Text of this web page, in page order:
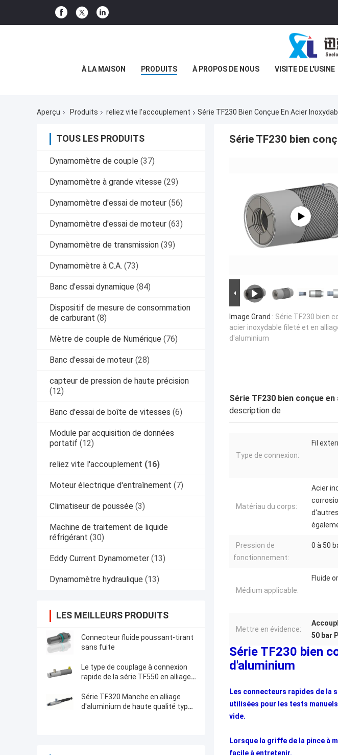
À LA MAISON PRODUITS À PROPOS DE NOUS VISITE DE L'USINE
Aperçu Produits reliez vite l'accouplement Série TF230 Bien Conçue En Acier
TOUS LES PRODUITS
Dynamomètre de couple (37)
Dynamomètre à grande vitesse (29)
Dynamomètre d'essai de moteur (56)
Dynamomètre d'essai de moteur (63)
Dynamomètre de transmission (39)
Dynamomètre à C.A. (73)
Banc d'essai dynamique (84)
Dispositif de mesure de consommation
de carburant (8)
Mètre de couple de Numérique (76)
Banc d'essai de moteur (28)
capteur de pression de haute précision
(12)
Banc d'essai de boîte de vitesses (6)
Module par acquisition de données
portatif (12)
reliez vite l'accouplement (16)
Moteur électrique d'entraînement (7)
Climatiseur de poussée (3)
Machine de traitement de liquide
réfrigérant (30)
Eddy Current Dynamometer (13)
Dynamomètre hydraulique (13)
LES MEILLEURS PRODUITS
Connecteur fluide poussant-tirant
sans fuite
Le type de couplage à connexion
rapide de la série TF550 en alliage
Série TF320 Manche en alliage
d'aluminium de haute qualité type
Série TF230 bien
Image Grand : Série TF230 bien
acier inoxydable fileté et en
d'aluminium
Série TF230 bien conçue
description de
Type de connexion:
Fil
Matériau du corps:
Acier
Pression de
fonctionnement:
0 à 50
Médium applicable:
Fluide
Mettre en évidence:
50 bar
Série TF230 bien
d'aluminium
Les connecteurs rapides de la
utilisées pour les tests
vide.
Lorsque la griffe de la pince à
facile à entretenir.